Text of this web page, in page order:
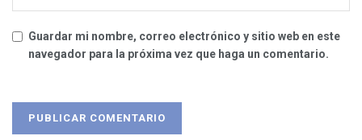
Guardar mi nombre, correo electrónico y sitio web en este
navegador para la próxima vez que haga un comentario.